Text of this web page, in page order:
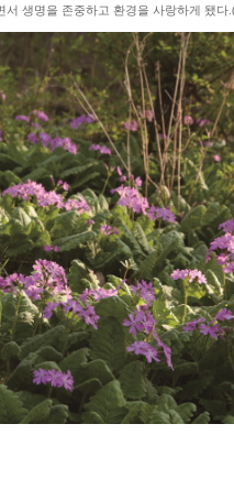
생명을 존중하고 환경을 사랑하게 됐다